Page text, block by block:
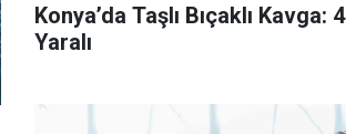
Konya’da Taşlı Bıçaklı Kavga: 4
Yaralı